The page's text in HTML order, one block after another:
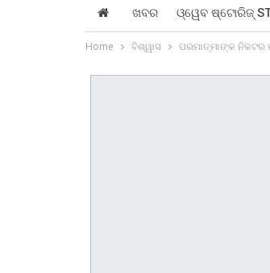
ଖବର ଓ୍ୱେବ ଷ୍ଟୋରିଜ୍‌
Home ବିଶ୍ୱାସ ପରମାତ୍ମାଙ୍କ ନିକଟର